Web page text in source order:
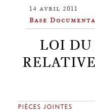
14 avril 2011
Base
LOI DU
PIÈCES JOINTES